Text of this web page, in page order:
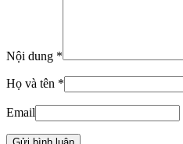
Nội dung *
Họ và tên *
Email